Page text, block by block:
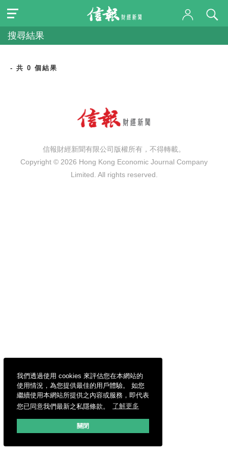
我們透過使用 cookies 來評估您在本網站的
使用情況，為您提供最佳的用戶體驗。 如您
繼續使用本網站所提供之內容或服務，即代表
您已同意我們最新之私隱條款。
了解更多
關閉
搜尋結果
- 共 0 個結果
信報財經新聞有限公司版權所有，不得轉載。
Copyright © 2026 Hong Kong Economic Journal Company
Limited. All rights reserved.